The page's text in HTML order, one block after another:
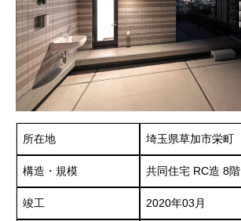
所在地 埼玉県草加市栄町
構造・規模 共同住宅 RC造 8階
竣工 2020年03月